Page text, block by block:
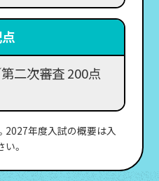
二次審査 200点
年度入試の概要は入
。